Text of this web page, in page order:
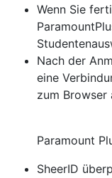
Wenn Sie
Nach der
eine
zum Browser
Paramount
SheerID